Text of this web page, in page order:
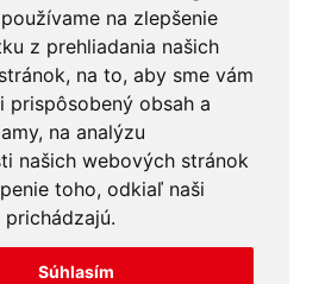
na zlepšenie
z prehliadania našich
na to, aby sme vám
prispôsobený obsah a
na analýzu
našich webových stránok
toho, odkiaľ naši
Súhlasím
podmienky Kontakt
údajov O nás
od zmluvy Platba
Reklamácie